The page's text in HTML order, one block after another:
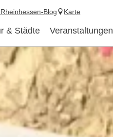
& Städte Veranstaltungen
Rheinhessen-Blog Karte